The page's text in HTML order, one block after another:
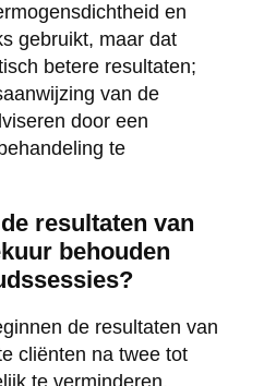
en
gebruikt, maar dat
betere resultaten;
van de
door een
te
resultaten van
behouden
de resultaten van
cliënten na twee tot